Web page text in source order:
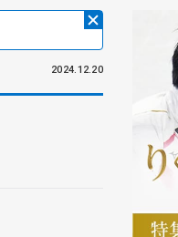
2024.12.20